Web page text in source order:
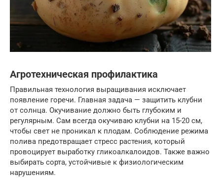
Агротехническая профилактика
Правильная технология выращивания исключает
появление горечи. Главная задача — защитить клубни
от солнца. Окучивание должно быть глубоким и
регулярным. Сам всегда окучиваю клубни на 15-20 см,
чтобы свет не проникал к плодам. Соблюдение режима
полива предотвращает стресс растения, который
провоцирует выработку гликоалкалоидов. Также важно
выбирать сорта, устойчивые к физиологическим
нарушениям.